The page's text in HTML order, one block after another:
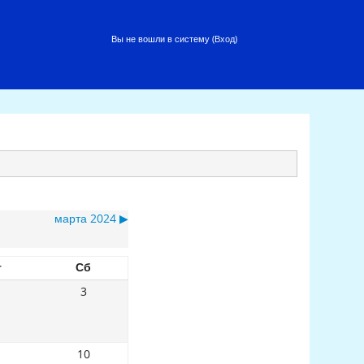
Вы не вошли в систему (Вход)
марта 2024 ▶
Сб
3
10